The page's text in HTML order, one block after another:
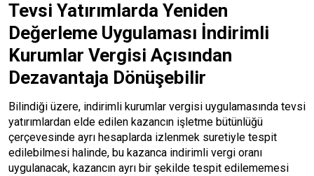
Tevsi Yatırımlarda Yeniden
Değerleme Uygulaması İndirimli
Kurumlar Vergisi Açısından
Dezavantaja Dönüşebilir
Bilindiği üzere, indirimli kurumlar vergisi uygulamasında tevsi
yatırımlardan elde edilen kazancın işletme bütünlüğü
çerçevesinde ayrı hesaplarda izlenmek suretiyle tespit
edilebilmesi halinde, bu kazanca indirimli vergi oranı
uygulanacak, kazancın ayrı bir şekilde tespit edilememesi